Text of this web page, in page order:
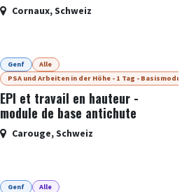
Cornaux,Schweiz
Genf
Alle
PSA und Arbeiten in der Höhe - 1 Tag - Basismodul
EPI et travail en hauteur -
module de base antichute
Carouge,Schweiz
Genf
Alle